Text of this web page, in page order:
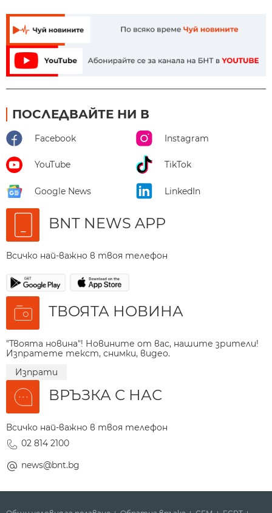
ПОСЛЕДВАЙТЕ НИ В
Facebook Instagram
YouTube TikTok
Google News LinkedIn
BNT NEWS APP
Всичко най-важно в твоя телефон
ТВОЯТА НОВИНА
"Твоята новина"! Новините от вас, нашите зрители!
Изпратете текст, снимки, видео.
Изпрати
ВРЪЗКА С НАС
Всичко най-важно в твоя телефон
02 814 2100
news@bnt.bg